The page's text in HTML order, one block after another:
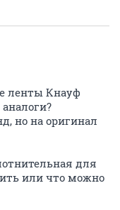
ленты Кнауф
но на оригинал
для
или что можно